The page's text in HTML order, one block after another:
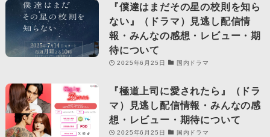
『僕達はまだその星の校則を知ら
ない』（ドラマ）見逃し配信情
報・みんなの感想・レビュー・期
待について
2025年6月25日 国内ドラマ
『極道上司に愛されたら』（ドラ
マ）見逃し配信情報・みんなの感
想・レビュー・期待について
2025年6月25日 国内ドラマ